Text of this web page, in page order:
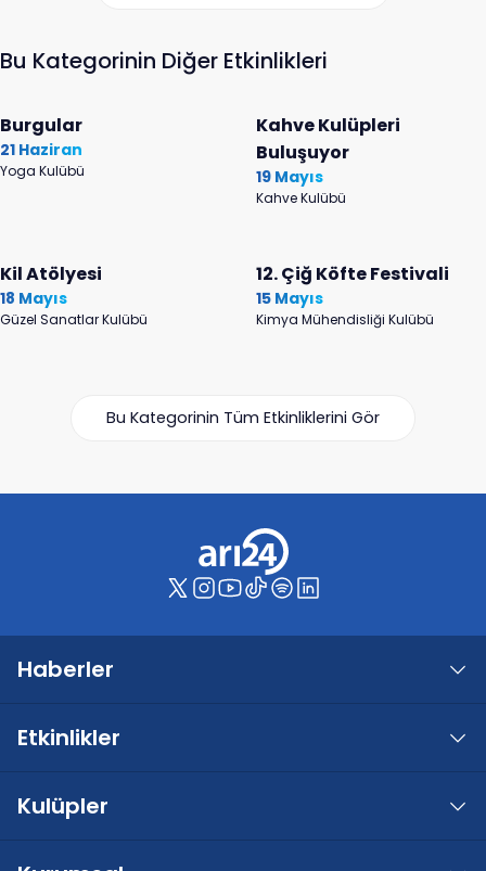
Bu Kategorinin Diğer Etkinlikleri
Burgular
21 Haziran
Yoga Kulübü
Kahve Kulüpleri
Buluşuyor
19 Mayıs
Kahve Kulübü
Kil Atölyesi
18 Mayıs
Güzel Sanatlar Kulübü
12. Çiğ Köfte Festivali
15 Mayıs
Kimya Mühendisliği Kulübü
Bu Kategorinin Tüm Etkinliklerini Gör
Haberler
Etkinlikler
Kulüpler